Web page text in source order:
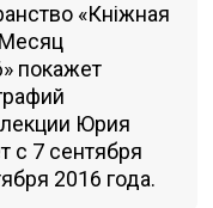
«Кніжная
покажет
Юрия
с 7 сентября
2016 года.